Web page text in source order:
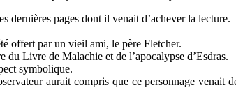
dernières pages dont il venait d’achever la lecture.
offert par un vieil ami, le père Fletcher.
Livre de Malachie et de l’apocalypse d’Esdras.
symbolique.
aurait compris que ce personnage venait